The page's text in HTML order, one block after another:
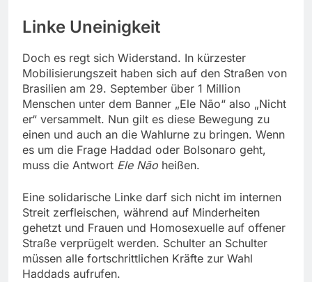
Linke Uneinigkeit
Doch es regt sich Widerstand. In kürzester
Mobilisierungszeit haben sich auf den Straßen von
Brasilien am 29. September über 1 Million
Menschen unter dem Banner „Ele Não“ also „Nicht
er“ versammelt. Nun gilt es diese Bewegung zu
einen und auch an die Wahlurne zu bringen. Wenn
es um die Frage Haddad oder Bolsonaro geht,
muss die Antwort Ele Não heißen.
Eine solidarische Linke darf sich nicht im internen
Streit zerfleischen, während auf Minderheiten
gehetzt und Frauen und Homosexuelle auf offener
Straße verprügelt werden. Schulter an Schulter
müssen alle fortschrittlichen Kräfte zur Wahl
Haddads aufrufen.